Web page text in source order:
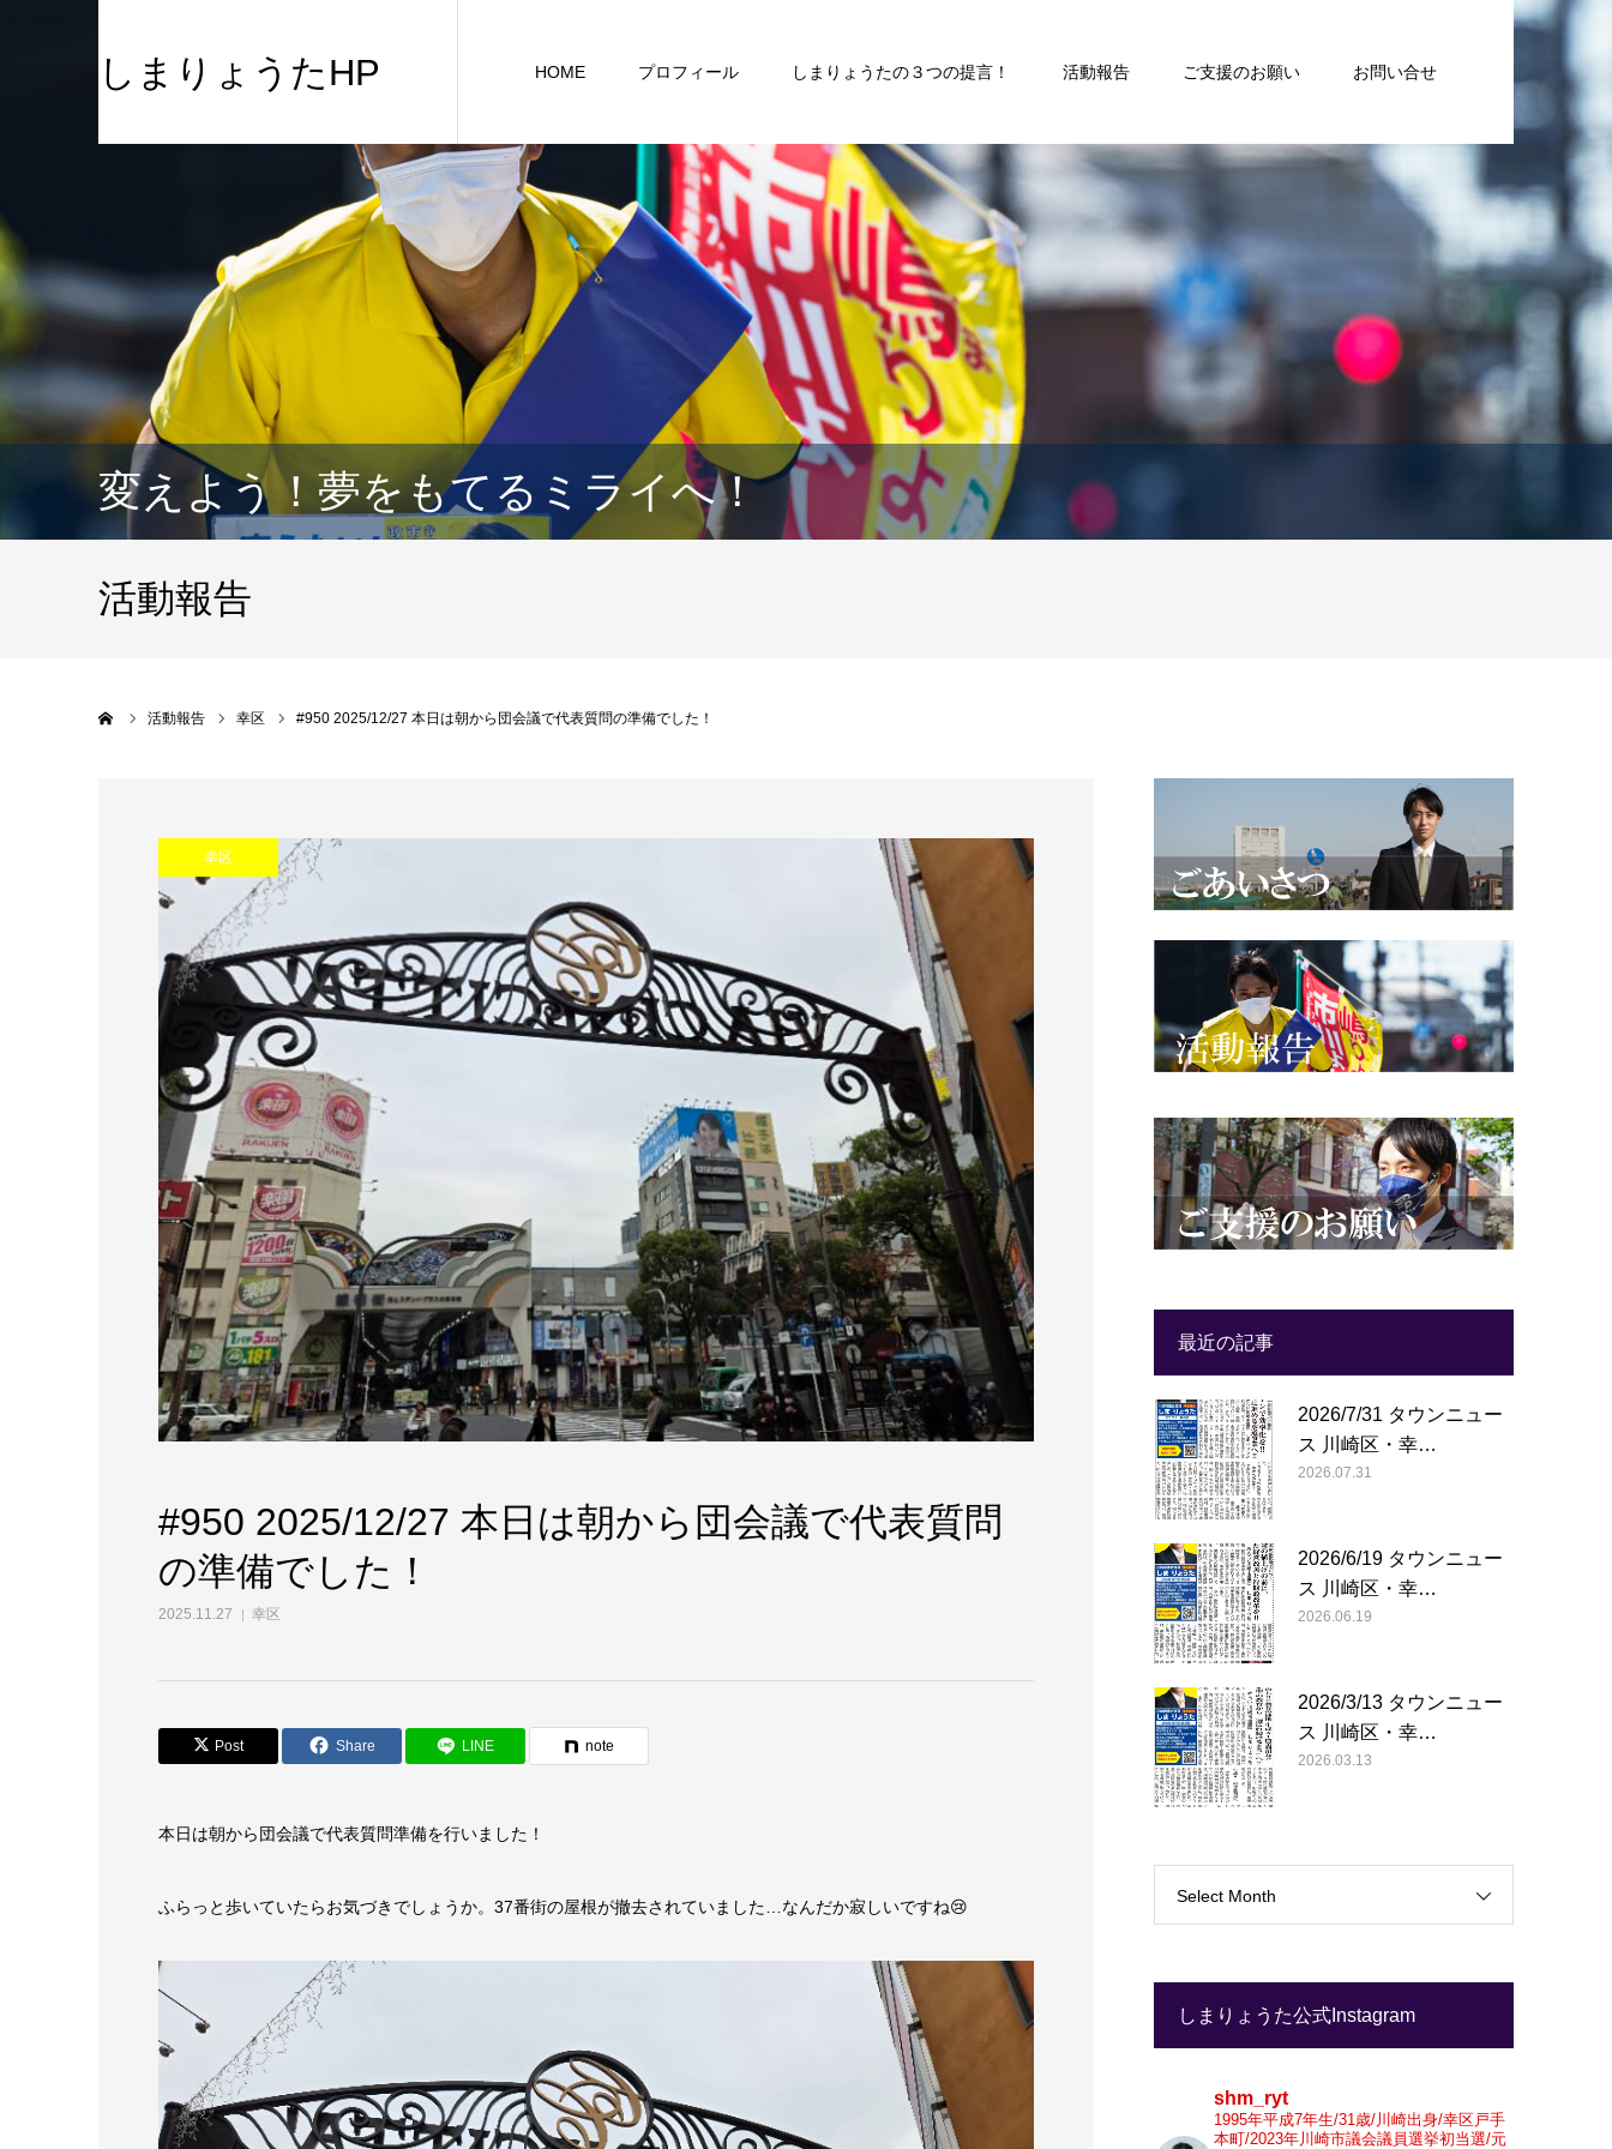
しまりょうたHP HOME プロフィール しまりょうたの３つの提言！ 活動報告 ご支援のお願い お問い合せ
変えよう！夢をもてるミライへ！
活動報告
活動報告 幸区 #950 2025/12/27 本日は朝から団会議で代表質問の準備でした！
幸区
#950 2025/12/27 本日は朝から団会議で代表質問
の準備でした！
2025.11.27 幸区
Post Share LINE note
本日は朝から団会議で代表質問準備を行いました！
ふらっと歩いていたらお気づきでしょうか。37番街の屋根が撤去されていました…なんだか寂しいですね😢
最近の記事
2026/7/31 タウンニュー
ス 川崎区・幸…
2026.07.31
2026/6/19 タウンニュー
ス 川崎区・幸…
2026.06.19
2026/3/13 タウンニュー
ス 川崎区・幸…
2026.03.13
Select Month
しまりょうた公式Instagram
shm_ryt
1995年平成7年生/31歳/川崎出身/幸区戸手
本町/2023年川崎市議会議員選挙初当選/元